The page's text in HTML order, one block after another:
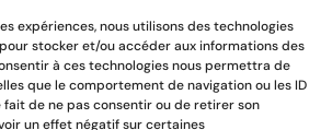
expériences, nous utilisons des technologies
stocker et/ou accéder aux informations des
à ces technologies nous permettra de
que le comportement de navigation ou les ID
fait de ne pas consentir ou de retirer son
un effet négatif sur certaines